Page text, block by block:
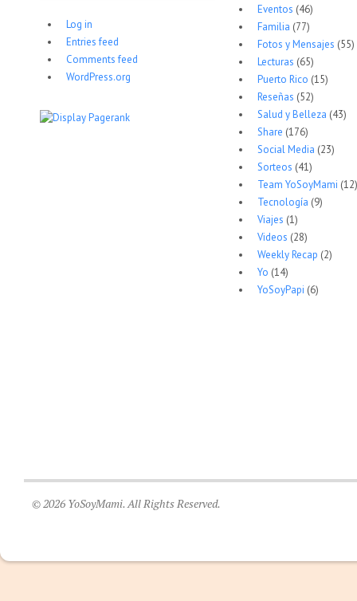
Log in
Entries feed
Comments feed
WordPress.org
Eventos (46)
Familia (77)
Fotos y Mensajes (55)
Lecturas (65)
Puerto Rico (15)
Reseñas (52)
Salud y Belleza (43)
Share (176)
Social Media (23)
Sorteos (41)
Team YoSoyMami (12)
Tecnología (9)
Viajes (1)
Videos (28)
Weekly Recap (2)
Yo (14)
YoSoyPapi (6)
© 2026 YoSoyMami. All Rights Reserved.